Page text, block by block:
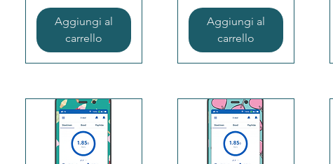
Aggiungi al
carrello
Aggiungi al
carrello